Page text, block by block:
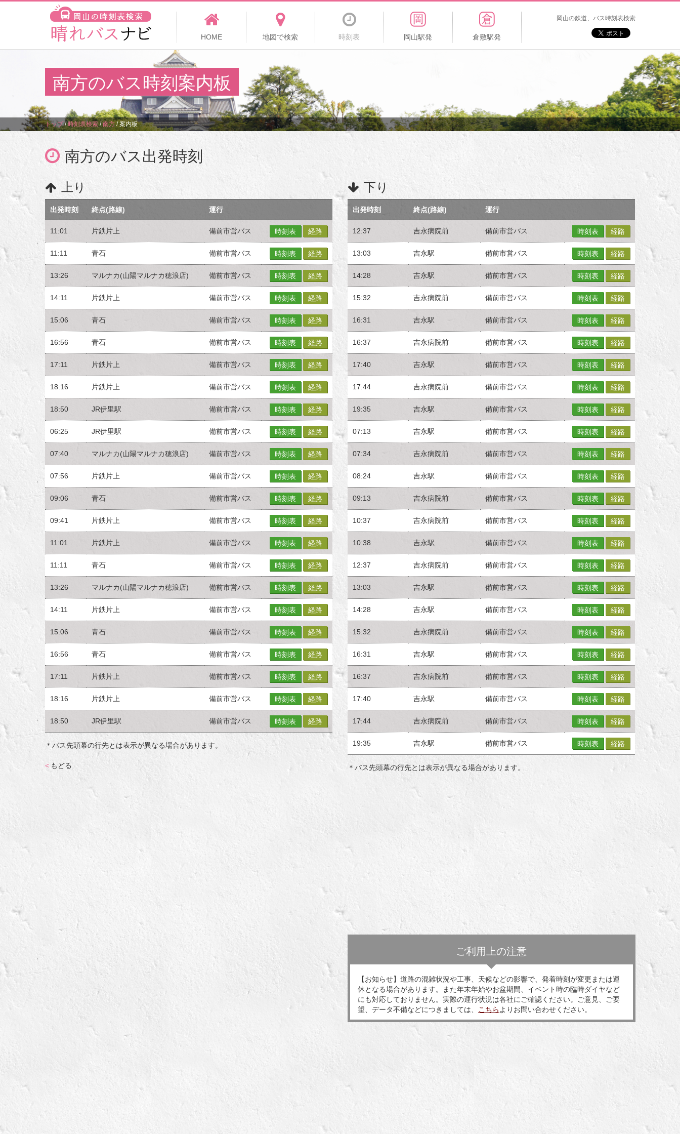
HOME 地図で検索 時刻表 岡山駅発 倉敷駅発
岡山の鉄道、バス時刻表検索
南方のバス時刻案内板
トップ/時刻表検索/南方/案内板
南方のバス出発時刻
上り
出発時刻 終点(路線) 運行
11:01 片鉄片上 備前市営バス 時刻表 経路
11:11 青石 備前市営バス 時刻表 経路
13:26 マルナカ(山陽マルナカ穂浪店) 備前市営バス 時刻表 経路
14:11 片鉄片上 備前市営バス 時刻表 経路
15:06 青石 備前市営バス 時刻表 経路
16:56 青石 備前市営バス 時刻表 経路
17:11 片鉄片上 備前市営バス 時刻表 経路
18:16 片鉄片上 備前市営バス 時刻表 経路
18:50 JR伊里駅 備前市営バス 時刻表 経路
06:25 JR伊里駅 備前市営バス 時刻表 経路
07:40 マルナカ(山陽マルナカ穂浪店) 備前市営バス 時刻表 経路
07:56 片鉄片上 備前市営バス 時刻表 経路
09:06 青石 備前市営バス 時刻表 経路
09:41 片鉄片上 備前市営バス 時刻表 経路
11:01 片鉄片上 備前市営バス 時刻表 経路
11:11 青石 備前市営バス 時刻表 経路
13:26 マルナカ(山陽マルナカ穂浪店) 備前市営バス 時刻表 経路
14:11 片鉄片上 備前市営バス 時刻表 経路
15:06 青石 備前市営バス 時刻表 経路
16:56 青石 備前市営バス 時刻表 経路
17:11 片鉄片上 備前市営バス 時刻表 経路
18:16 片鉄片上 備前市営バス 時刻表 経路
18:50 JR伊里駅 備前市営バス 時刻表 経路
＊バス先頭幕の行先とは表示が異なる場合があります。
< もどる
下り
出発時刻 終点(路線) 運行
12:37 吉永病院前 備前市営バス 時刻表 経路
13:03 吉永駅 備前市営バス 時刻表 経路
14:28 吉永駅 備前市営バス 時刻表 経路
15:32 吉永病院前 備前市営バス 時刻表 経路
16:31 吉永駅 備前市営バス 時刻表 経路
16:37 吉永病院前 備前市営バス 時刻表 経路
17:40 吉永駅 備前市営バス 時刻表 経路
17:44 吉永病院前 備前市営バス 時刻表 経路
19:35 吉永駅 備前市営バス 時刻表 経路
07:13 吉永駅 備前市営バス 時刻表 経路
07:34 吉永病院前 備前市営バス 時刻表 経路
08:24 吉永駅 備前市営バス 時刻表 経路
09:13 吉永病院前 備前市営バス 時刻表 経路
10:37 吉永病院前 備前市営バス 時刻表 経路
10:38 吉永駅 備前市営バス 時刻表 経路
12:37 吉永病院前 備前市営バス 時刻表 経路
13:03 吉永駅 備前市営バス 時刻表 経路
14:28 吉永駅 備前市営バス 時刻表 経路
15:32 吉永病院前 備前市営バス 時刻表 経路
16:31 吉永駅 備前市営バス 時刻表 経路
16:37 吉永病院前 備前市営バス 時刻表 経路
17:40 吉永駅 備前市営バス 時刻表 経路
17:44 吉永病院前 備前市営バス 時刻表 経路
19:35 吉永駅 備前市営バス 時刻表 経路
＊バス先頭幕の行先とは表示が異なる場合があります。
ご利用上の注意
【お知らせ】道路の混雑状況や工事、天候などの影響で、発着時刻が変更または運
休となる場合があります。また年末年始やお盆期間、イベント時の臨時ダイヤなど
にも対応しておりません。実際の運行状況は各社にご確認ください。ご意見、ご要
望、データ不備などにつきましては、
こちら よりお問い合わせください。